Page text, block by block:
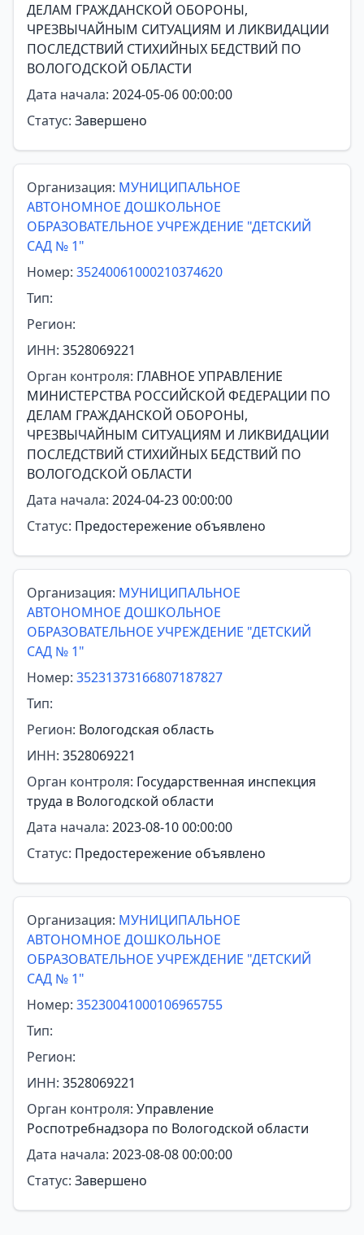
ДЕЛАМ ГРАЖДАНСКОЙ ОБОРОНЫ,
ЧРЕЗВЫЧАЙНЫМ СИТУАЦИЯМ И ЛИКВИДАЦИИ
ПОСЛЕДСТВИЙ СТИХИЙНЫХ БЕДСТВИЙ ПО
ВОЛОГОДСКОЙ ОБЛАСТИ
Дата начала: 2024-05-06 00:00:00
Статус: Завершено
Организация: МУНИЦИПАЛЬНОЕ
АВТОНОМНОЕ ДОШКОЛЬНОЕ
ОБРАЗОВАТЕЛЬНОЕ УЧРЕЖДЕНИЕ "ДЕТСКИЙ
САД № 1"
Номер: 35240061000210374620
Тип:
Регион:
ИНН: 3528069221
Орган контроля: ГЛАВНОЕ УПРАВЛЕНИЕ
МИНИСТЕРСТВА РОССИЙСКОЙ ФЕДЕРАЦИИ ПО
ДЕЛАМ ГРАЖДАНСКОЙ ОБОРОНЫ,
ЧРЕЗВЫЧАЙНЫМ СИТУАЦИЯМ И ЛИКВИДАЦИИ
ПОСЛЕДСТВИЙ СТИХИЙНЫХ БЕДСТВИЙ ПО
ВОЛОГОДСКОЙ ОБЛАСТИ
Дата начала: 2024-04-23 00:00:00
Статус: Предостережение объявлено
Организация: МУНИЦИПАЛЬНОЕ
АВТОНОМНОЕ ДОШКОЛЬНОЕ
ОБРАЗОВАТЕЛЬНОЕ УЧРЕЖДЕНИЕ "ДЕТСКИЙ
САД № 1"
Номер: 35231373166807187827
Тип:
Регион: Вологодская область
ИНН: 3528069221
Орган контроля: Государственная инспекция
труда в Вологодской области
Дата начала: 2023-08-10 00:00:00
Статус: Предостережение объявлено
Организация: МУНИЦИПАЛЬНОЕ
АВТОНОМНОЕ ДОШКОЛЬНОЕ
ОБРАЗОВАТЕЛЬНОЕ УЧРЕЖДЕНИЕ "ДЕТСКИЙ
САД № 1"
Номер: 35230041000106965755
Тип:
Регион:
ИНН: 3528069221
Орган контроля: Управление
Роспотребнадзора по Вологодской области
Дата начала: 2023-08-08 00:00:00
Статус: Завершено